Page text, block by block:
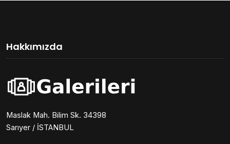
Hakkımızda
Maslak Mah. Bilim Sk. 34398
Sarıyer / İSTANBUL